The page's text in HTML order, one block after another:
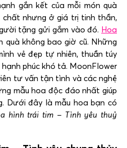
gắn kết của mỗi món quà
nhưng ở giá trị tinh thần,
tặng gửi gắm vào đó. Hoa
quà không bao giờ cũ. Những
vẻ đẹp tự nhiên, thuần túy
hạnh phúc khó tả. MoonFlower
tư vấn tận tình và các nghệ
mẫu hoa độc đáo nhất giúp
Dưới đây là mẫu hoa bạn có
hình trái tim – Tình yêu thuỷ